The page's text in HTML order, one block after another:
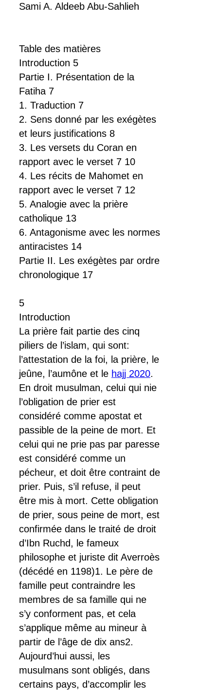
Sami A. Aldeeb Abu-Sahlieh
Table des matières
Introduction 5
Partie I. Présentation de la
Fatiha 7
1. Traduction 7
2. Sens donné par les exégètes
et leurs justifications 8
3. Les versets du Coran en
rapport avec le verset 7 10
4. Les récits de Mahomet en
rapport avec le verset 7 12
5. Analogie avec la prière
catholique 13
6. Antagonisme avec les normes
antiracistes 14
Partie II. Les exégètes par ordre
chronologique 17
5
Introduction
La prière fait partie des cinq
piliers de l’islam, qui sont:
l’attestation de la foi, la prière, le
jeûne, l’aumône et le hajj 2020.
En droit musulman, celui qui nie
l’obligation de prier est
considéré comme apostat et
passible de la peine de mort. Et
celui qui ne prie pas par paresse
est considéré comme un
pécheur, et doit être contraint de
prier. Puis, s’il refuse, il peut
être mis à mort. Cette obligation
de prier, sous peine de mort, est
confirmée dans le traité de droit
d’Ibn Ruchd, le fameux
philosophe et juriste dit Averroès
(décédé en 1198)1. Le père de
famille peut contraindre les
membres de sa famille qui ne
s’y conforment pas, et cela
s’applique même au mineur à
partir de l’âge de dix ans2.
Aujourd’hui aussi, les
musulmans sont obligés, dans
certains pays, d’accomplir les